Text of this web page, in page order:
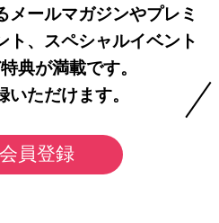
ールマガジンやプレミ
ト、スペシャルイベント
典が満載です。
ただけます。
員登録